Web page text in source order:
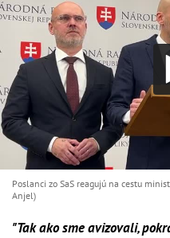
Poslanci zo SaS reagujú na cestu
Anjel)
"Tak ako sme avizovali,